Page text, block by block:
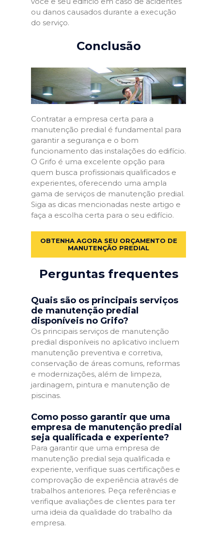
ou danos causados durante a execução
do serviço.
Conclusão
Contratar a empresa certa para a
manutenção predial é fundamental para
garantir a segurança e o bom
funcionamento das instalações do edifício.
O Grifo é uma excelente opção para
quem busca profissionais qualificados e
experientes, oferecendo uma ampla
gama de serviços de manutenção predial.
Siga as dicas mencionadas neste artigo e
faça a escolha certa para o seu edifício.
OBTENHA AGORA SEU ORÇAMENTO DE
MANUTENÇÃO PREDIAL
Perguntas frequentes
Quais são os principais serviços
de manutenção predial
disponíveis no Grifo?
Os principais serviços de manutenção
predial disponíveis no aplicativo incluem
manutenção preventiva e corretiva,
conservação de áreas comuns, reformas
e modernizações, além de limpeza,
jardinagem, pintura e manutenção de
piscinas.
Como posso garantir que uma
empresa de manutenção predial
seja qualificada e experiente?
Para garantir que uma empresa de
manutenção predial seja qualificada e
experiente, verifique suas certificações e
comprovação de experiência através de
trabalhos anteriores. Peça referências e
verifique avaliações de clientes para ter
uma ideia da qualidade do trabalho da
empresa.